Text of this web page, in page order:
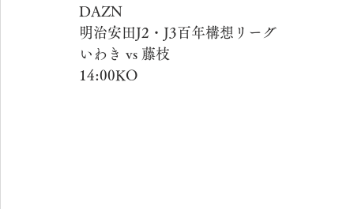
DAZN
明治安田J2・J3百年構想リーグ
いわき vs 藤枝
14:00KO